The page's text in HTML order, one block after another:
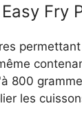
Fry
800
les